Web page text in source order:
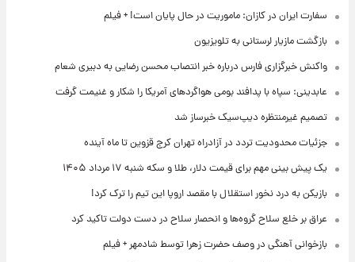
سفارت ایران در کازان: ماموریت در حال پایان است! + فیلم
بازگشت مازیار لرستانی به تلویزیون
واکنش خبرگزاری فارس درباره خبر انتصاب محسن رضایی به دبیری شعام
عابدینی: سپاه با پدافند بومی هواگردهای آمریکا را شکار و غنیمت گرفت
تصمیم غیرمنتظره دیپ‌سیک خبرساز شد
جزئیات محدودیت تردد در آزادراه تهران کرج قزوین تا ماه آینده
یک پیش ‌بینی مهم برای قیمت دلار، طلا و سکه شنبه ۱۷ مرداد ۱۴۰۵
بازیکن به درد نخور استقلال با مقصد اروپا این تیم را ترک کرد!
عراق بر خلع سلاح گروه‌ها و انحصار سلاح در دست دولت تاکید کرد
بازخوانی آهنگی در وصف حضرت زهرا توسط شادمهر + فیلم